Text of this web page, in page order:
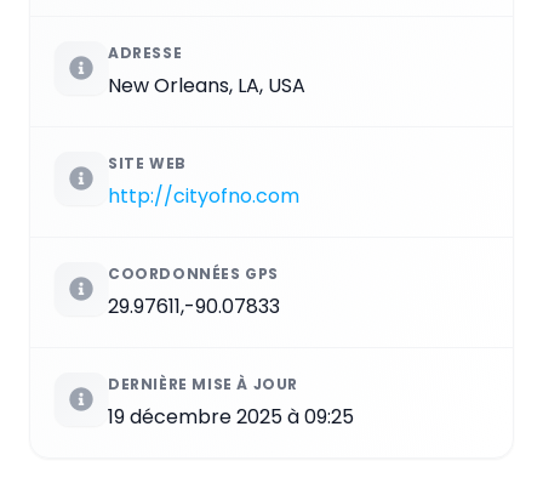
ADRESSE
New Orleans, LA, USA
SITE WEB
http://cityofno.com
COORDONNÉES GPS
29.97611,-90.07833
DERNIÈRE MISE À JOUR
19 décembre 2025 à 09:25